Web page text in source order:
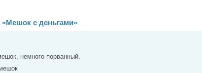
«Мешок с деньгами»
немного порванный.